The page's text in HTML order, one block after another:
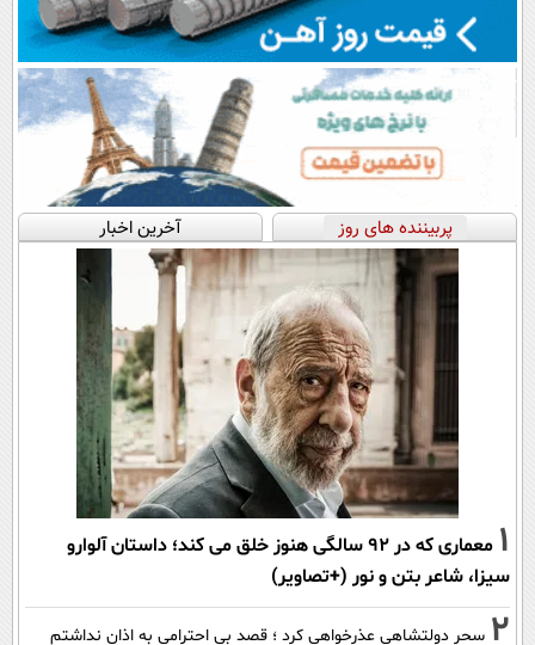
پربیننده های روز آخرین اخبار
1
معماری که در 92 سالگی هنوز خلق می کند؛ داستان آلوارو
سیزا، شاعر بتن و نور (+تصاویر)
2 سحر دولتشاهی عذرخواهی کرد ؛ قصد بی احترامی به اذان نداشتم